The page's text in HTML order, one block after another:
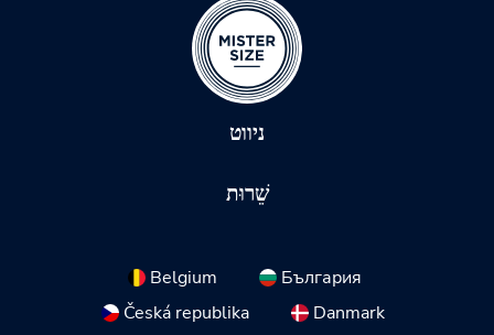
ניווט
שֵׁרוּת
Belgium
България
Česká republika
Danmark